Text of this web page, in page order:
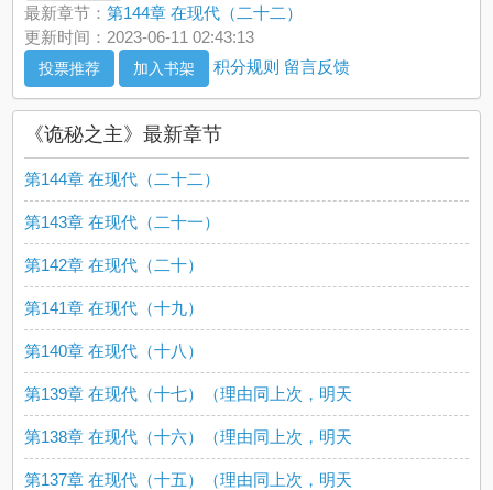
最新章节：第144章 在现代（二十二）
更新时间：2023-06-11 02:43:13
投票推荐 加入书架 积分规则 留言反馈
《诡秘之主》最新章节
第144章 在现代（二十二）
第143章 在现代（二十一）
第142章 在现代（二十）
第141章 在现代（十九）
第140章 在现代（十八）
第139章 在现代（十七）（理由同上次，明天
第138章 在现代（十六）（理由同上次，明天
第137章 在现代（十五）（理由同上次，明天